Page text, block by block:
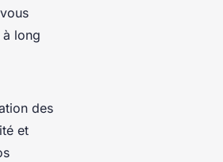
long
des
et